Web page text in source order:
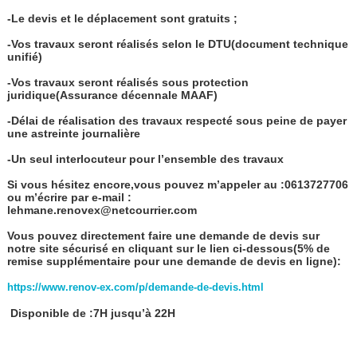
-Le devis et le déplacement sont gratuits ;
-Vos travaux seront réalisés selon le DTU(document technique
unifié)
-Vos travaux seront réalisés sous protection
juridique(Assurance décennale MAAF)
-Délai de réalisation des travaux respecté sous peine de payer
une astreinte journalière
-Un seul interlocuteur pour l’ensemble des travaux
Si vous hésitez encore,vous pouvez m’appeler au :0613727706
ou m’écrire par e-mail :
lehmane.renovex@netcourrier.com
Vous pouvez directement faire une demande de devis sur
notre site sécurisé en cliquant sur le lien ci-dessous(5% de
remise supplémentaire pour une demande de devis en ligne):
https://www.renov-ex.com/p/demande-de-devis.html
Disponible de :7H jusqu’à 22H